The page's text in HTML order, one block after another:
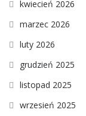
kwiecień 2026
marzec 2026
luty 2026
grudzień 2025
listopad 2025
wrzesień 2025